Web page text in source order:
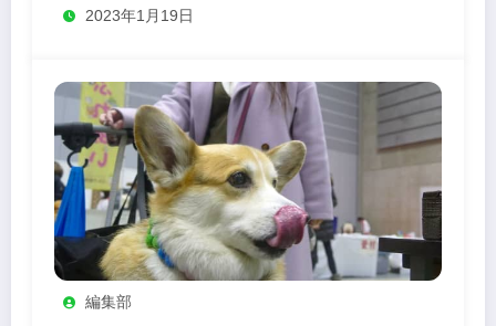
2023年1月19日
編集部